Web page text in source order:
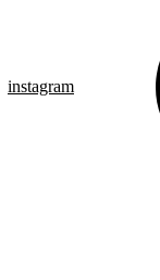
instagram